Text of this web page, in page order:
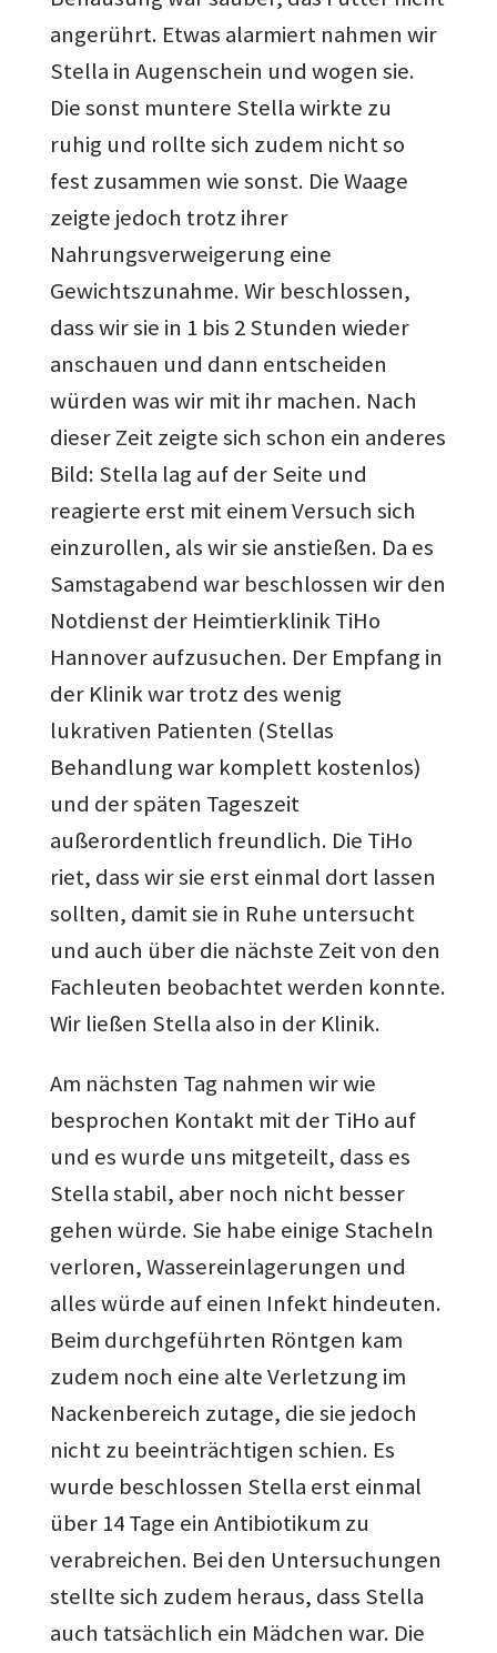
angerührt. Etwas alarmiert nahmen wir
Stella in Augenschein und wogen sie.
Die sonst muntere Stella wirkte zu
ruhig und rollte sich zudem nicht so
fest zusammen wie sonst. Die Waage
zeigte jedoch trotz ihrer
Nahrungsverweigerung eine
Gewichtszunahme. Wir beschlossen,
dass wir sie in 1 bis 2 Stunden wieder
anschauen und dann entscheiden
würden was wir mit ihr machen. Nach
dieser Zeit zeigte sich schon ein anderes
Bild: Stella lag auf der Seite und
reagierte erst mit einem Versuch sich
einzurollen, als wir sie anstießen. Da es
Samstagabend war beschlossen wir den
Notdienst der Heimtierklinik TiHo
Hannover aufzusuchen. Der Empfang in
der Klinik war trotz des wenig
lukrativen Patienten (Stellas
Behandlung war komplett kostenlos)
und der späten Tageszeit
außerordentlich freundlich. Die TiHo
riet, dass wir sie erst einmal dort lassen
sollten, damit sie in Ruhe untersucht
und auch über die nächste Zeit von den
Fachleuten beobachtet werden konnte.
Wir ließen Stella also in der Klinik.
Am nächsten Tag nahmen wir wie
besprochen Kontakt mit der TiHo auf
und es wurde uns mitgeteilt, dass es
Stella stabil, aber noch nicht besser
gehen würde. Sie habe einige Stacheln
verloren, Wassereinlagerungen und
alles würde auf einen Infekt hindeuten.
Beim durchgeführten Röntgen kam
zudem noch eine alte Verletzung im
Nackenbereich zutage, die sie jedoch
nicht zu beeinträchtigen schien. Es
wurde beschlossen Stella erst einmal
über 14 Tage ein Antibiotikum zu
verabreichen. Bei den Untersuchungen
stellte sich zudem heraus, dass Stella
auch tatsächlich ein Mädchen war. Die